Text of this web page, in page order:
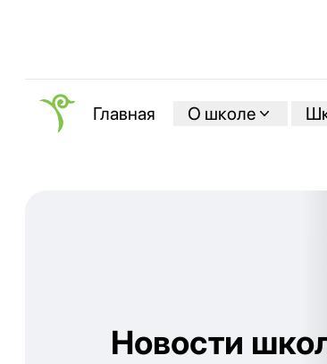
Главная О школе
Новости